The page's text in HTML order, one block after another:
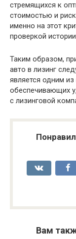
стремящихся к
стоимостью и
именно на этот
проверкой
Таким образом,
авто в лизинг
является одним
обеспечивающих
с лизинговой
Вам